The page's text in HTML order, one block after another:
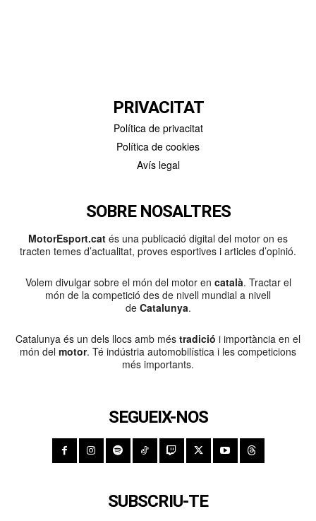
PRIVACITAT
Política de privacitat
Política de cookies
Avís legal
SOBRE NOSALTRES
MotorEsport.cat és una publicació digital del motor on es
tracten temes d’actualitat, proves esportives i articles d’opinió.
Volem divulgar sobre el món del motor en català. Tractar el
món de la competició des de nivell mundial a nivell
de Catalunya.
Catalunya és un dels llocs amb més tradició i importància en el
món del motor. Té indústria automobilística i les competicions
més importants.
SEGUEIX-NOS
SUBSCRIU-TE